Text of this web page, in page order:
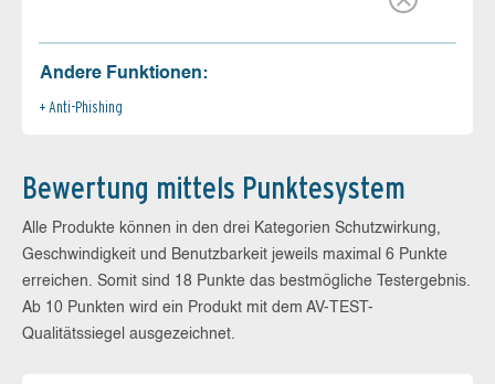
Andere Funktionen:
Anti-Phishing
Bewertung mittels Punktesystem
Alle Produkte können in den drei Kategorien Schutzwirkung,
Geschwindigkeit und Benutzbarkeit jeweils maximal 6 Punkte
erreichen. Somit sind 18 Punkte das bestmögliche Testergebnis.
Ab 10 Punkten wird ein Produkt mit dem AV-TEST-
Qualitätssiegel ausgezeichnet.